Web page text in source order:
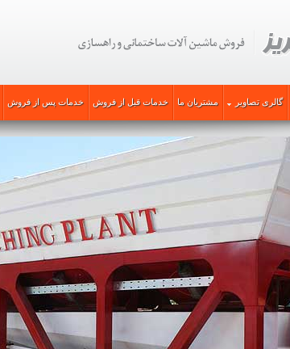
گالری تصاویر مشتریان ما خدمات قبل از فروش خدمات پس از فروش